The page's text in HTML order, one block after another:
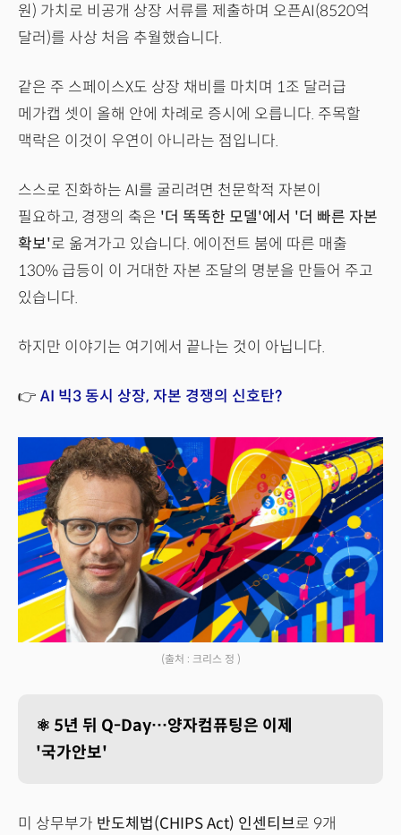
원) 가치로 비공개 상장 서류를 제출하며 오픈AI(8520억
달러)를 사상 처음 추월했습니다.
같은 주 스페이스X도 상장 채비를 마치며 1조 달러급
메가캡 셋이 올해 안에 차례로 증시에 오릅니다. 주목할
맥락은 이것이 우연이 아니라는 점입니다.
스스로 진화하는 AI를 굴리려면 천문학적 자본이
필요하고, 경쟁의 축은 '더 똑똑한 모델'에서 '더 빠른 자본
확보'로 옮겨가고 있습니다. 에이전트 붐에 따른 매출
130% 급등이 이 거대한 자본 조달의 명분을 만들어 주고
있습니다.
하지만 이야기는 여기에서 끝나는 것이 아닙니다.
👉 AI 빅3 동시 상장, 자본 경쟁의 신호탄?
(출처 : 크리스 정 )
⚛️ 5년 뒤 Q-Day…양자컴퓨팅은 이제
'국가안보'
미 상무부가 반도체법(CHIPS Act) 인센티브로 9개